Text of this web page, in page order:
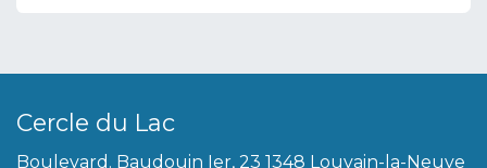
Cercle du Lac
Boulevard. Baudouin Ier, 23 1348 Louvain-la-Neuve